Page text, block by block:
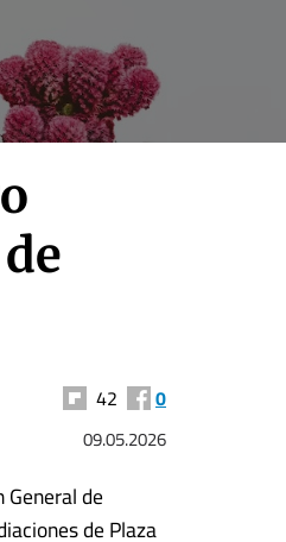
42 0
09.05.2026
de
de Plaza